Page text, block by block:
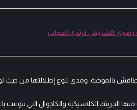
رضوى الشربيني ترتدي الحجاب
بالموضة، ومدى تنوع إطلالتها من حيث